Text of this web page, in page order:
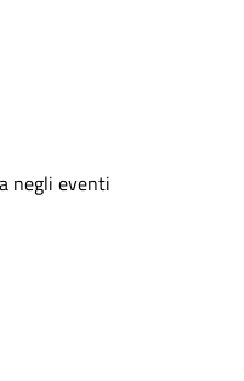
negli eventi